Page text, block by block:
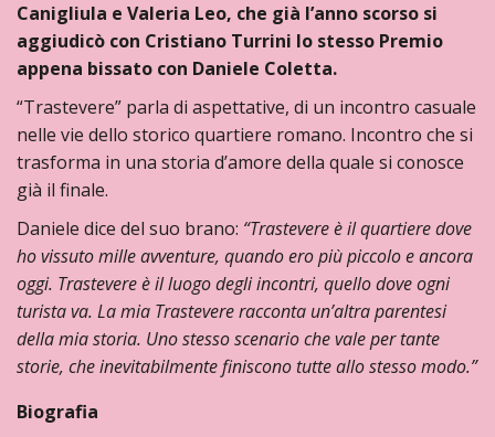
Canigliula e Valeria Leo, che già l’anno scorso si
aggiudicò con Cristiano Turrini lo stesso Premio
appena bissato con Daniele Coletta.
“Trastevere” parla di aspettative, di un incontro casuale
nelle vie dello storico quartiere romano. Incontro che si
trasforma in una storia d’amore della quale si conosce
già il finale.
Daniele dice del suo brano: “Trastevere è il quartiere dove
ho vissuto mille avventure, quando ero più piccolo e ancora
oggi. Trastevere è il luogo degli incontri, quello dove ogni
turista va. La mia Trastevere racconta un’altra parentesi
della mia storia. Uno stesso scenario che vale per tante
storie, che inevitabilmente finiscono tutte allo stesso modo.”
Biografia